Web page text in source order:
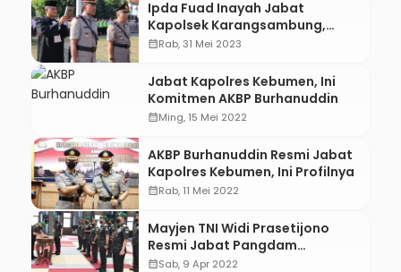
Ipda Fuad Inayah Jabat
Kapolsek Karangsambung,
Kapolsek Padureso Dijabat Oleh
calendar_monthRab, 31 Mei 2023
Jabat Kapolres Kebumen, Ini
Komitmen AKBP Burhanuddin
calendar_monthMing, 15 Mei 2022
AKBP Burhanuddin Resmi Jabat
Kapolres Kebumen, Ini Profilnya
calendar_monthRab, 11 Mei 2022
Mayjen TNI Widi Prasetijono
Resmi Jabat Pangdam
IV/Diponegoro
calendar_monthSab, 9 Apr 2022